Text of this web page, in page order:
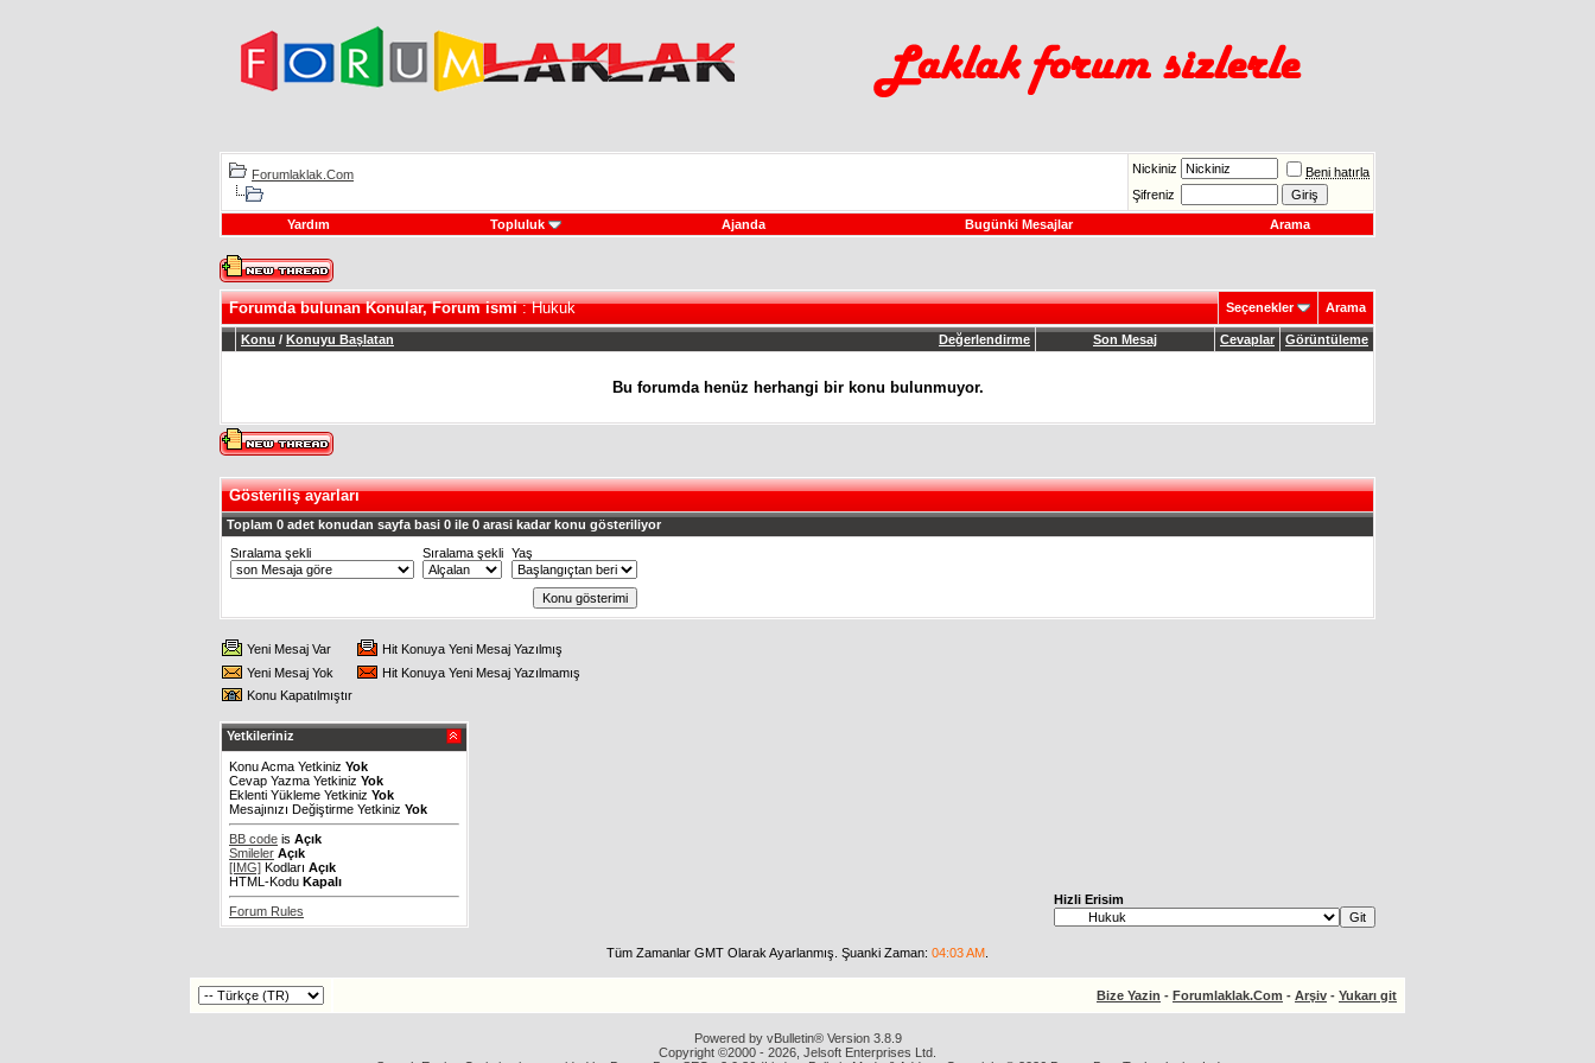
Forumlaklak.Com Nickiniz
Beni hatırla
Şifreniz
Yardım Topluluk Ajanda Bugünki Mesajlar Arama
Forumda bulunan Konular, Forum ismi: Hukuk Seçenekler Arama
Değerlendirme
Konu / Konuyu Başlatan Son Mesaj Cevaplar Görüntüleme
Bu forumda henüz herhangi bir konu bulunmuyor.
Gösteriliş ayarları
Toplam 0 adet konudan sayfa basi 0 ile 0 arasi kadar konu gösteriliyor
Sıralama şekli
Sıralama şekli Yaş
Yeni Mesaj Var
Hit Konuya Yeni Mesaj Yazılmış
Yeni Mesaj Yok
Hit Konuya Yeni Mesaj Yazılmamış
Konu Kapatılmıştır
Yetkileriniz
Konu Acma Yetkiniz Yok
Cevap Yazma Yetkiniz Yok
Eklenti Yükleme Yetkiniz Yok
Mesajınızı Değiştirme Yetkiniz Yok
BB code is Açık
Smileler Açık
[IMG] Kodları Açık
HTML-Kodu Kapalı
Forum Rules
Hizli Erisim
Tüm Zamanlar GMT Olarak Ayarlanmış. Şuanki Zaman: 04:03 AM
Bize Yazin - Forumlaklak.Com - Arşiv - Yukarı git
Powered by vBulletin® Version 3.8.9
Copyright ©2000 - 2026, Jelsoft Enterprises Ltd.